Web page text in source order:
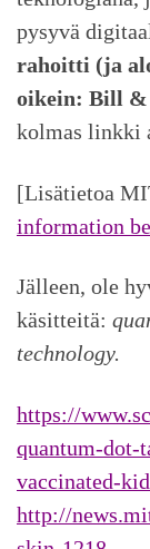
pysyvä
rahoitti (ja
oikein: Bill &
kolmas linkki
[Lisätietoa
information
Jälleen, ole
käsitteitä:
technology.
https://
quantum-dot-
vaccinated-
http://